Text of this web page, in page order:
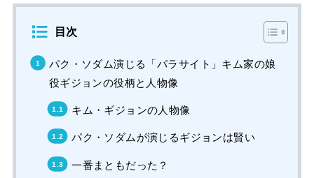
目次
パク・ソダム演じる「パラサイト」キム家の娘
役ギジョンの役柄と人物像
キム・ギジョンの人物像
パク・ソダムが演じるギジョンは賢い
一番まともだった？